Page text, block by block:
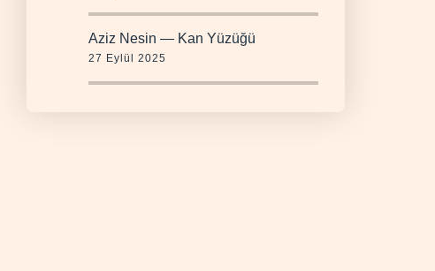
Aziz Nesin — Kan Yüzüğü
27 Eylül 2025